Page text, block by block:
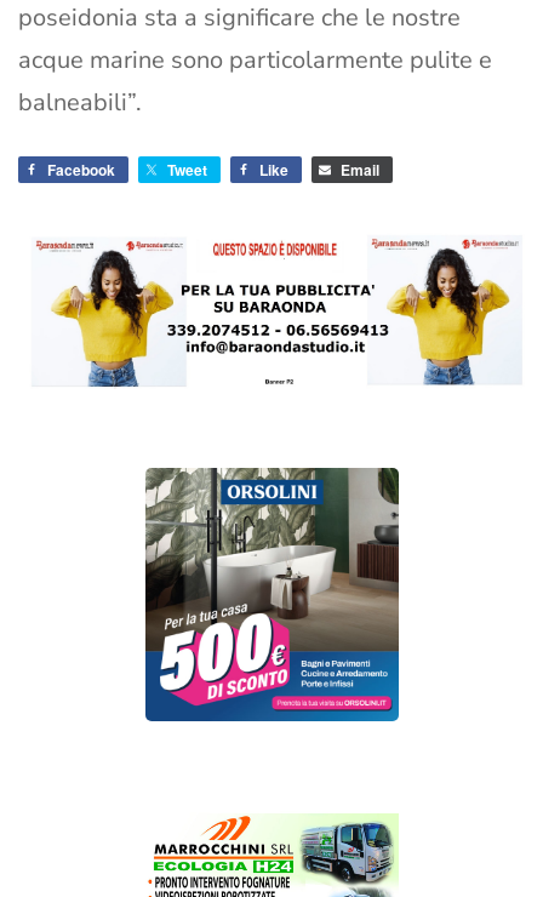
poseidonia sta a significare che le nostre
acque marine sono particolarmente pulite e
balneabili”.
Facebook Tweet Like Email